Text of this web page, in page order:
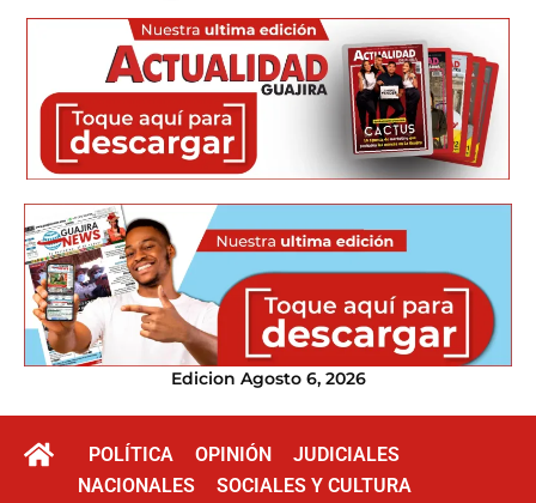
Edicion Agosto 6, 2026
POLÍTICA OPINIÓN
JUDICIALES
NACIONALES
SOCIALES Y CULTURA